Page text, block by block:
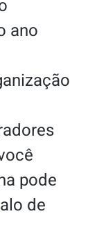
ano
pode
de